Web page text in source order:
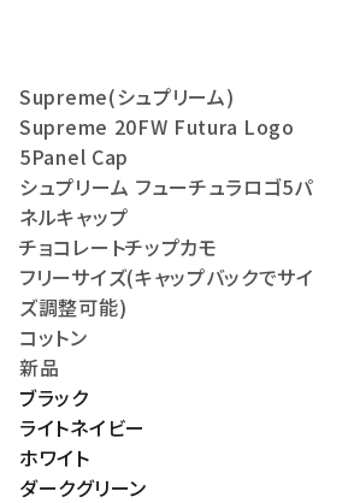
Supreme(シュプリーム)
Supreme 20FW Futura Logo
5Panel Cap
シュプリーム フューチュラロゴ5パ
ネルキャップ
チョコレートチップカモ
フリーサイズ(キャップバックでサイ
ズ調整可能)
コットン
新品
ブラック
ライトネイビー
ホワイト
ダークグリーン